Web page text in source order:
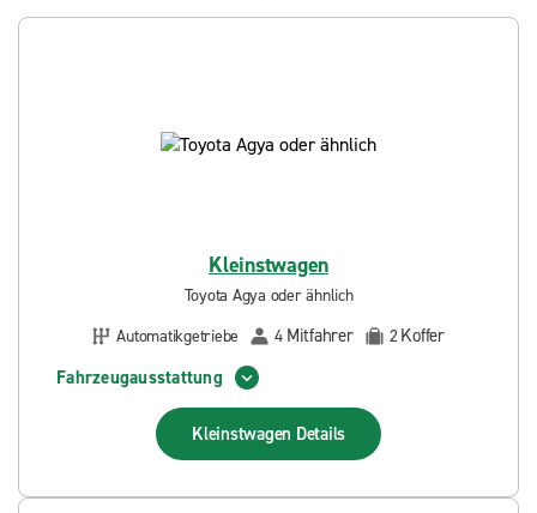
Kleinstwagen
Toyota Agya oder ähnlich
Automatikgetriebe
4 Mitfahrer 2Koffer
Fahrzeugausstattung
Kleinstwagen Details